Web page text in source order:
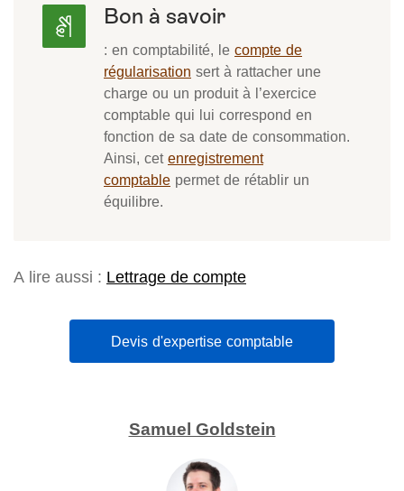
Bon à savoir
: en comptabilité, le compte de
régularisation sert à rattacher une
charge ou un produit à l’exercice
comptable qui lui correspond en
fonction de sa date de consommation.
Ainsi, cet enregistrement
comptable permet de rétablir un
équilibre.
A lire aussi : Lettrage de compte
Devis d'expertise comptable
Samuel Goldstein